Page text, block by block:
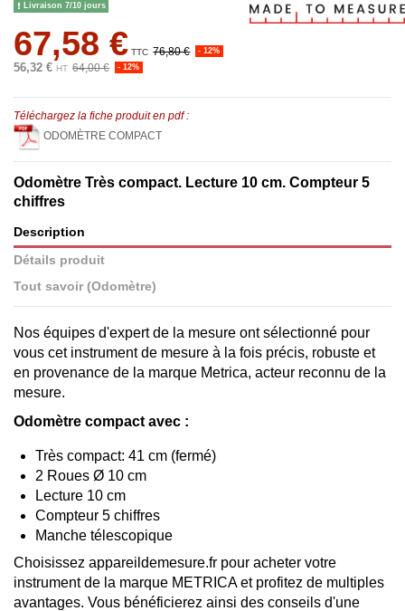
Livraison 7/10 jours
67,58 € TTC 76,80 € - 12%
56,32 € HT 64,00 € - 12%
Téléchargez la fiche produit en pdf :
ODOMÈTRE COMPACT
Odomètre Très compact. Lecture 10 cm. Compteur 5
chiffres
Description
Détails produit
Tout savoir (Odomètre)
Nos équipes d'expert de la mesure ont sélectionné pour
vous cet instrument de mesure à la fois précis, robuste et
en provenance de la marque Metrica, acteur reconnu de la
mesure.
Odomètre compact avec :
Très compact: 41 cm (fermé)
2 Roues Ø 10 cm
Lecture 10 cm
Compteur 5 chiffres
Manche télescopique
Choisissez appareildemesure.fr pour acheter votre
instrument de la marque METRICA et profitez de multiples
avantages. Vous bénéficierez ainsi des conseils d'une